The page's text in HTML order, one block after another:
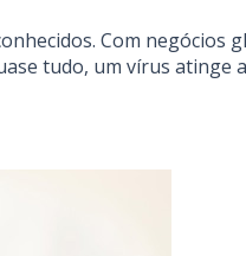
Com
tudo, um vírus atinge